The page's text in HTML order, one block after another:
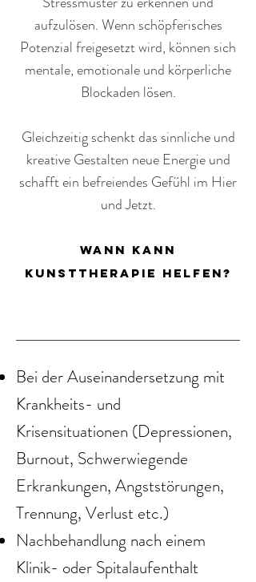
aufzulösen.Wenn schöpferisches
Potenzial freigesetzt wird, können sich
mentale, emotionale und körperliche
Blockaden lösen.
Gleichzeitig schenkt das sinnliche und
kreative Gestalten neue Energie und
schafft ein befreiendes Gefühl im Hier
und Jetzt.
wann kann
kunsttherapie helfen?
Bei der Auseinandersetzung mit
Krankheits- und
Krisensituationen (Depressionen,
Burnout, Schwerwiegende
Erkrankungen, Angststörungen,
Trennung, Verlust etc.)
Nachbehandlung nach einem
Klinik- oder Spitalaufenthalt